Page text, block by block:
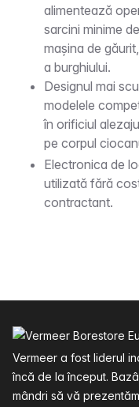
alimentează
sarcini minime
mașina de
a burghiului.
Designul mai
modelele
în orificiul
pe corpul
Electronica de
utilizată fără
contractant.
Vermeer a fost liderul
încă de la început.
mândri să vă